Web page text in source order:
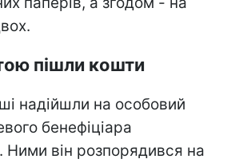
пішли кошти
надійшли на особовий
бенефіціара
Ними він розпорядився на